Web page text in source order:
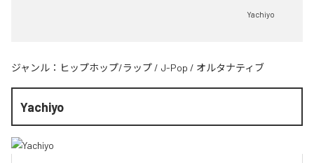
Yachiyo
ジャンル： ヒップホップ/ラップ / J-Pop / オルタナティブ
Yachiyo